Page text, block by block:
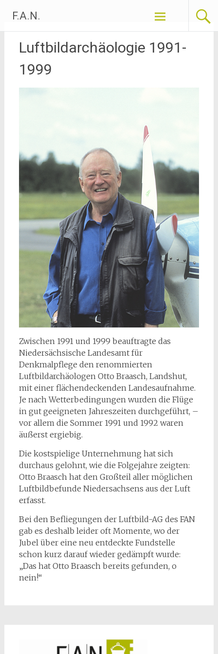
Inhalt
springen
F.A.N.
Luftbildarchäologie 1991-
1999
Zwischen 1991 und 1999 beauftragte das
Niedersächsische Landesamt für
Denkmalpflege den renommierten
Luftbildarchäologen Otto Braasch, Landshut,
mit einer flächendeckenden Landesaufnahme.
Je nach Wetterbedingungen wurden die Flüge
in gut geeigneten Jahreszeiten durchgeführt, –
vor allem die Sommer 1991 und 1992 waren
äußerst ergiebig.
Die kostspielige Unternehmung hat sich
durchaus gelohnt, wie die Folgejahre zeigten:
Otto Braasch hat den Großteil aller möglichen
Luftbildbefunde Niedersachsens aus der Luft
erfasst.
Bei den Befliegungen der Luftbild-AG des FAN
gab es deshalb leider oft Momente, wo der
Jubel über eine neu entdeckte Fundstelle
schon kurz darauf wieder gedämpft wurde:
„Das hat Otto Braasch bereits gefunden, o
nein!“